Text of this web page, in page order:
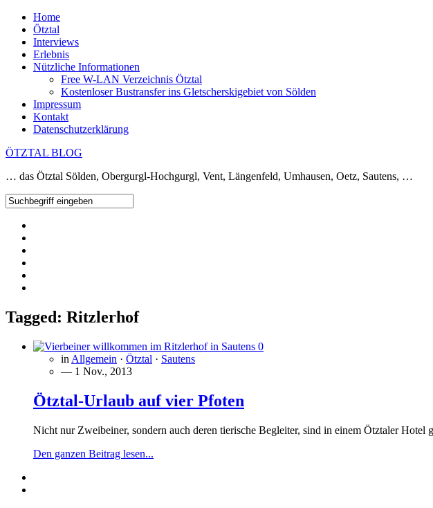
Home
Ötztal
Interviews
Erlebnis
Nützliche Informationen
Free W-LAN Verzeichnis Ötztal
Kostenloser Bustransfer ins Gletscherskigebiet von Sölden
Impressum
Kontakt
Datenschutzerklärung
ÖTZTAL BLOG
… das Ötztal Sölden, Obergurgl-Hochgurgl, Vent, Längenfeld, Umhausen, Oetz, Sautens, …
Tagged: Ritzlerhof
0
in Allgemein · Ötztal · Sautens
— 1 Nov., 2013
Ötztal-Urlaub auf vier Pfoten
Nicht nur Zweibeiner, sondern auch deren tierische Begleiter, sind in einem Ötztaler
Den ganzen Beitrag lesen...